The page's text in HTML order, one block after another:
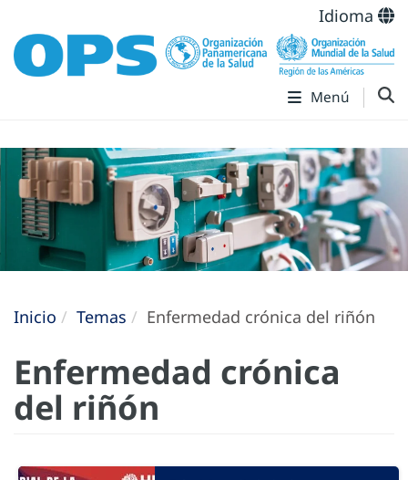
Idioma
Menú
Inicio Temas Enfermedad crónica del riñón
Enfermedad crónica
del riñón